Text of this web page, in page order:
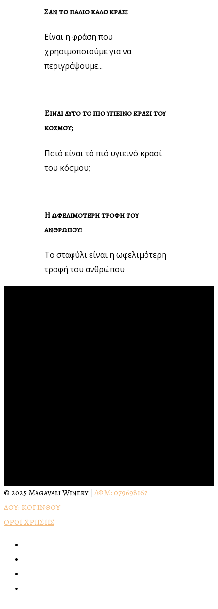
Σαν το παλιο καλο κρασι
Είναι η φράση που
χρησιμοποιούμε για να
περιγράψουμε...
Ειναι αυτο το πιο υγιεινο κρασι του
κοσμου;
Ποιό είναι τό πιό υγιεινό κρασί
του κόσμου;
Η ωφελιμοτερη τροφη του
ανθρωπου!
Το σταφύλι είναι η ωφελιμότερη
τροφή του ανθρώπου
© 2025 Magavali Winery | ΑΦΜ: 079698167
ΔΟΥ: ΚΟΡΙΝΘΟΥ
ΟΡΟΙ ΧΡΗΣΗΣ